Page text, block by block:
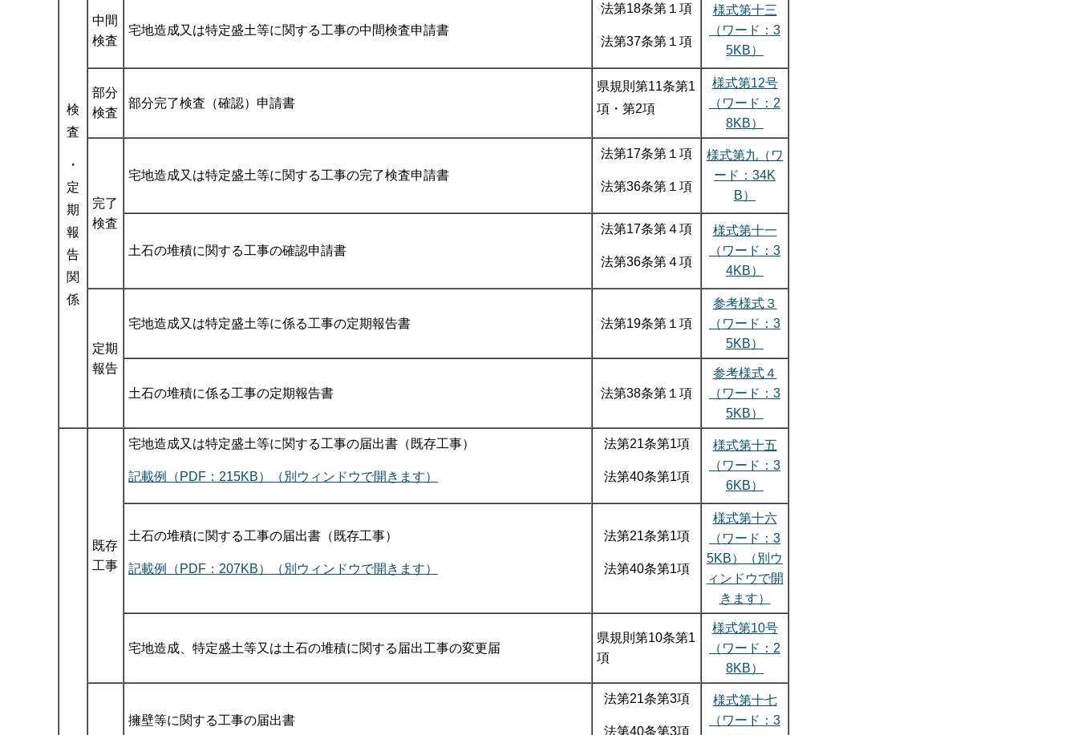
検
査
・
定
期
報
告
関
係
中間
検査
宅地造成又は特定盛土等に関する工事の中間検査申請書
法第18条第１項
法第37条第１項
様式第十三
（ワード：3
5KB）
部分
検査
部分完了検査（確認）申請書
県規則第11条第1
項・第2項
様式第12号
（ワード：2
8KB）
完了
検査
宅地造成又は特定盛土等に関する工事の完了検査申請書
法第17条第１項
法第36条第１項
様式第九（ワ
ード：34K
B）
土石の堆積に関する工事の確認申請書
法第17条第４項
法第36条第４項
様式第十一
（ワード：3
4KB）
定期
報告
宅地造成又は特定盛土等に係る工事の定期報告書 法第19条第１項
参考様式３
（ワード：3
5KB）
土石の堆積に係る工事の定期報告書 法第38条第１項
参考様式４
（ワード：3
5KB）
既存
工事
宅地造成又は特定盛土等に関する工事の届出書（既存工事）
記載例（PDF：215KB）（別ウィンドウで開きます）
法第21条第1項
法第40条第1項
様式第十五
（ワード：3
6KB）
土石の堆積に関する工事の届出書（既存工事）
記載例（PDF：207KB）（別ウィンドウで開きます）
法第21条第1項
法第40条第1項
様式第十六
（ワード：3
5KB）（別ウ
ィンドウで開
きます）
宅地造成、特定盛土等又は土石の堆積に関する届出工事の変更届
県規則第10条第1
項
様式第10号
（ワード：2
8KB）
擁壁等に関する工事の届出書
法第21条第3項
法第40条第3項
様式第十七
（ワード：3